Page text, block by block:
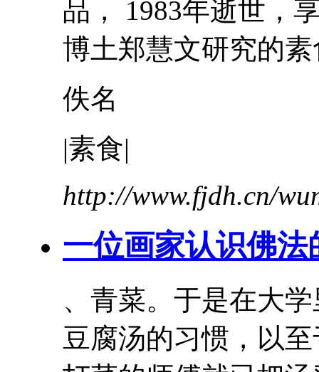
品， 1983年逝世，
博土郑慧文研究的素
佚名
|素食|
http://www.fjdh.cn/
一位画家认识佛法
、青菜。于是在大
豆腐汤的习惯，以